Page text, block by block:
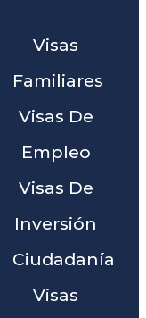
Visas
Familiares
Visas De
Empleo
Visas De
Inversión
Ciudadanía
Visas